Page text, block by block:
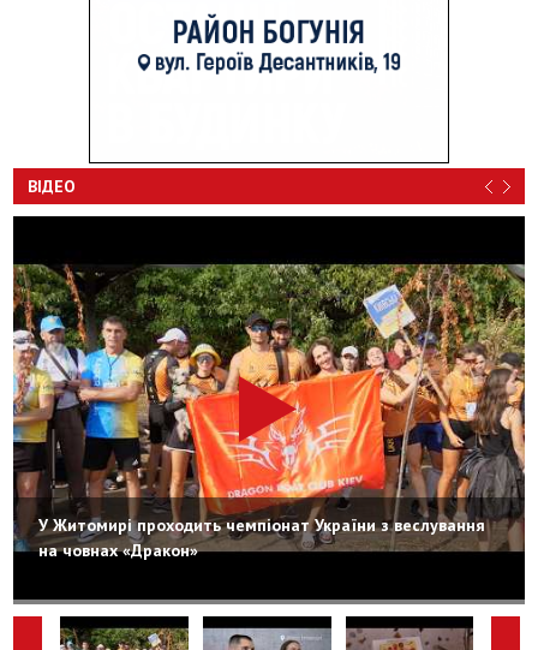
ВІДЕО
У Житомирі проходить чемпіонат України з веслування
на човнах «Дракон»